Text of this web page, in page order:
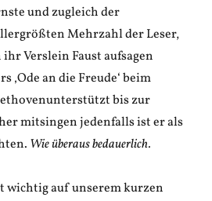
und zugleich der
Mehrzahl der Leser,
Verslein Faust aufsagen
‚Ode an die Freude‘ beim
bis zur
mitsingen jedenfalls ist er als
Wie überaus bedauerlich.
wichtig auf unserem kurzen